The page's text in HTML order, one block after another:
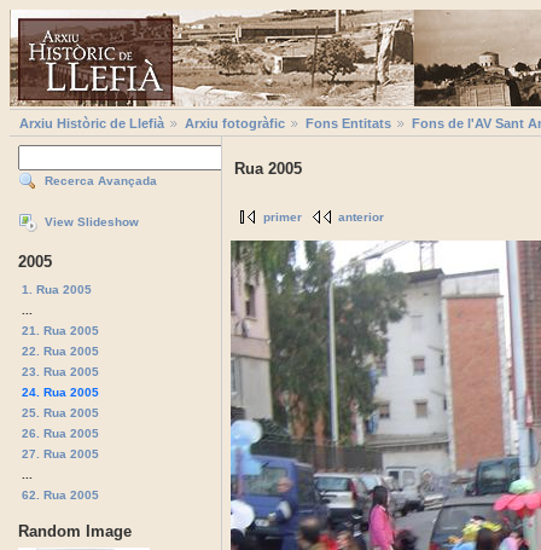
Arxiu Històric de Llefià Arxiu fotogràfic Fons Entitats Fons de l'AV Sant
Recerca Avançada
View Slideshow
2005
1. Rua 2005
21. Rua 2005
22. Rua 2005
23. Rua 2005
24. Rua 2005
25. Rua 2005
26. Rua 2005
27. Rua 2005
62. Rua 2005
Random Image
Rua 2005
primer anterior